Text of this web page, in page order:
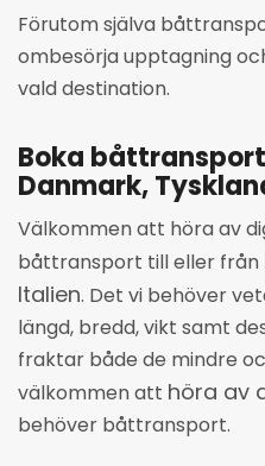
Förutom själva
ombesörja upptagning
vald destination.
Boka
Danmark,
Välkommen att höra av
båttransport till eller från
Italien. Det vi behöver
längd, bredd, vikt samt
fraktar både de mindre
välkommen att höra av
behöver båttransport.